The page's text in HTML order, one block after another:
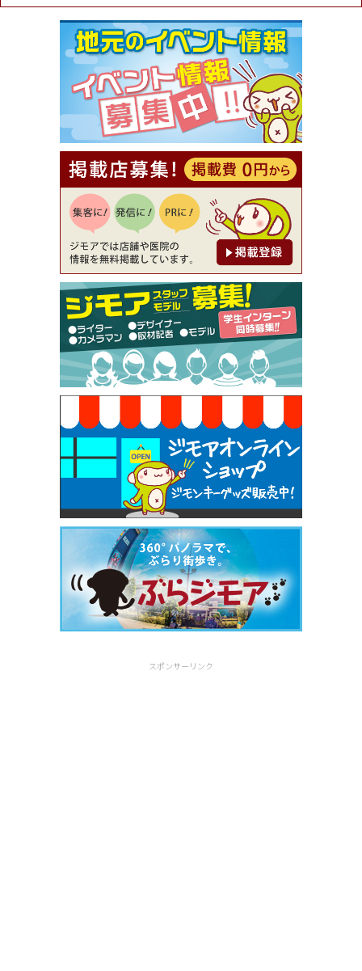
ュラル＆ハンドメイドショップ［マキマキ］）
[有効期限]2026年9月30日まで
【ジモア限定①】初回割引 特価 VIO脱毛11,000円
⇒8,800円（メンズ専門ワックス脱毛サロン Mickle
（ミックル））
[有効期限]2026年9月30日
【ジモア読者特典2】コース 3,500円→3,000円（料
理5品+2時間飲み放題）（創作イタリアン Pia Cu
ore（ピアクオーレ））
[有効期限]2026年9月30日
【ジモア読者特典1】料理全品20％OFF ※18時以
降（創作イタリアン Pia Cuore（ピアクオーレ））
[有効期限]2026年9月30日
【ジモア限定②】初回割引 特価 鼻毛脱毛 半額 2,2
00円⇒1,100円（メンズ専門ワックス脱毛サロン Mi
ckle（ミックル））
[有効期限]2026年9月30日
【ジモア限定特典①】まつ毛カール 3,850円→ 2,7
50円（Premiere（プルミエール））
[有効期限]2026年9月30日
焼き餃子 一皿サービス（餃子酒場たっちゃん 西
早稲田店）
[有効期限]2026年9月30日
スポンサーリンク